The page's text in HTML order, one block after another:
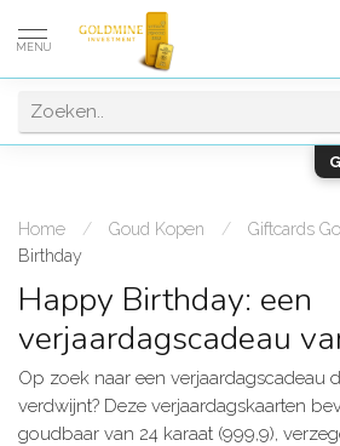
MENU
Home / Goud Kopen / Giftcards
Birthday
Happy Birthday: een
verjaardagscadeau
Op zoek naar een verjaardagscadeau
verdwijnt? Deze verjaardagskaarten
goudbaar van 24 karaat (999,9),